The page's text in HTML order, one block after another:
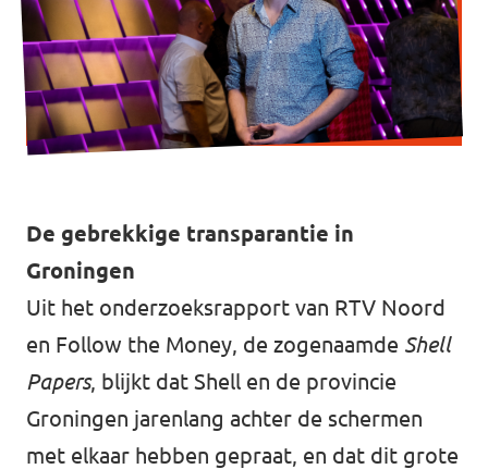
De gebrekkige transparantie in
Groningen
Uit het onderzoeksrapport van RTV Noord
en Follow the Money, de zogenaamde Shell
Papers, blijkt dat Shell en de provincie
Groningen jarenlang achter de schermen
met elkaar hebben gepraat, en dat dit grote